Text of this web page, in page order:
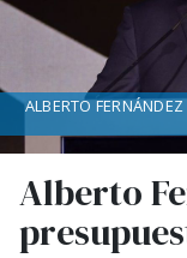
Alberto
ALBERTO